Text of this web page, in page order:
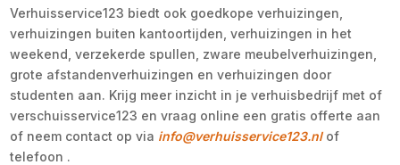
Verhuisservice123 biedt ook goedkope verhuizingen,
verhuizingen buiten kantoortijden, verhuizingen in het
weekend, verzekerde spullen, zware meubelverhuizingen,
grote afstandenverhuizingen en verhuizingen door
studenten aan. Krijg meer inzicht in je verhuisbedrijf met of
verschuisservice123 en vraag online een gratis offerte aan
of neem contact op via info@verhuisservice123.nlof
telefoon .